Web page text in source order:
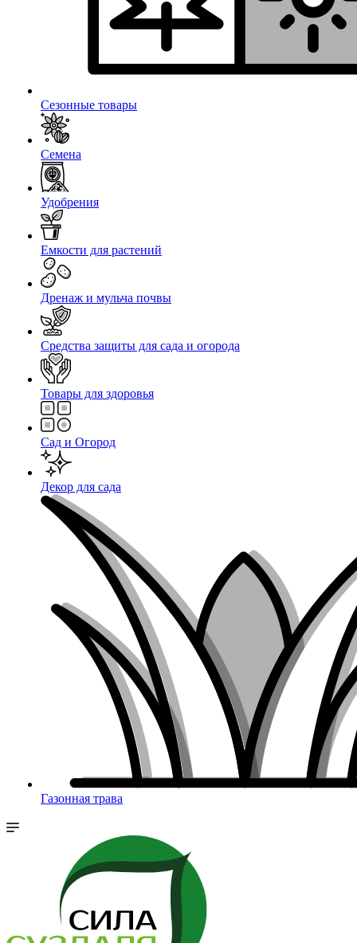
Сезонные товары
Семена
Удобрения
Емкости для растений
Дренаж и мульча почвы
Средства защиты для сада и огорода
Товары для здоровья
Сад и Огород
Декор для сада
Газонная трава